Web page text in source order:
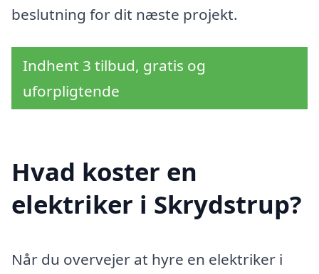
beslutning for dit næste projekt.
Indhent 3 tilbud, gratis og
uforpligtende
Hvad koster en
elektriker i Skrydstrup?
Når du overvejer at hyre en elektriker i